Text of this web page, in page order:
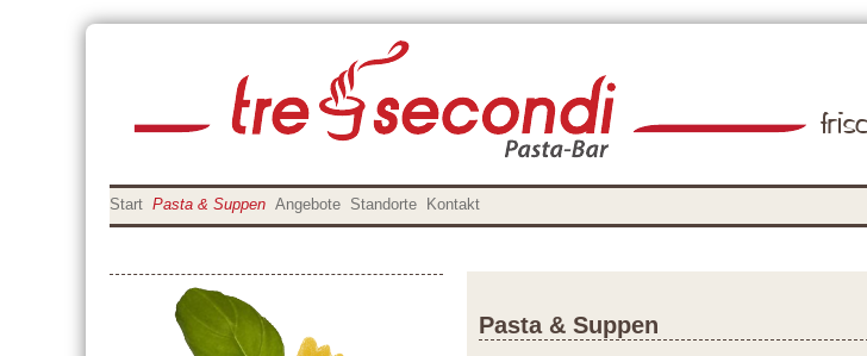
Start Pasta & Suppen Angebote Standorte Kontakt
Pasta & Suppen